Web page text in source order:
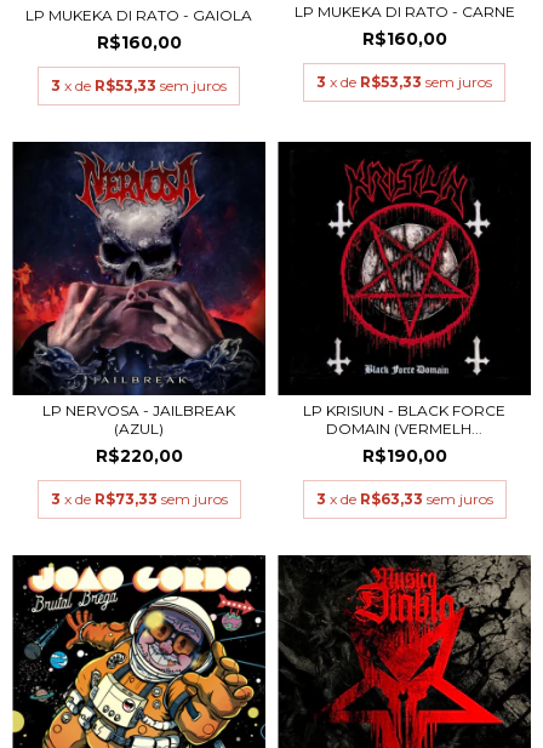
LP MUKEKA DI RATO - GAIOLA
R$160,00
3 x de R$53,33 sem juros
LP MUKEKA DI RATO - CARNE
R$160,00
3 x de R$53,33 sem juros
LP NERVOSA - JAILBREAK
(AZUL)
R$220,00
3 x de R$73,33 sem juros
LP KRISIUN - BLACK FORCE
DOMAIN (VERMELH...
R$190,00
3 x de R$63,33 sem juros